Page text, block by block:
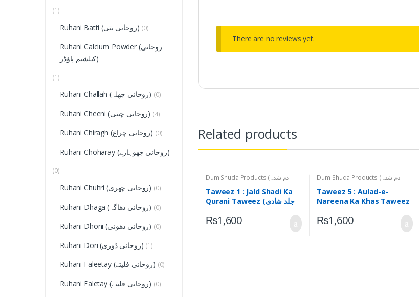
There are no reviews yet.
Related products
Dum Shuda Products (دم شدہ
Ruhani Taweezat (روحانی
تعویذات)
Taweez 1 : Jald Shadi Ka
Qurani Taweez (جلد شادی
₨1,600
Dum Shuda Products (دم شدہ
Ruhani Taweezat (روحانی
تعویذات)
Taweez 5 : Aulad-e-
Nareena Ka Khas Taweez
₨1,600
(1)
Ruhani Batti (روحانی بتی) (0)
Ruhani Calcium Powder (روحانی
کیلشیم پاؤڈر)
(1)
Ruhani Challah (روحانی چھلہ) (0)
Ruhani Cheeni (روحانی چینی) (4)
Ruhani Chiragh (روحانی چراغ) (0)
Ruhani Choharay (روحانی چھوہارے)
(0)
Ruhani Chuhri (روحانی چھری) (0)
Ruhani Dhaga (روحانی دھاگہ) (0)
Ruhani Dhoni (روحانی دھونی) (0)
Ruhani Dori (روحانی ڈوری) (1)
Ruhani Faleetay (روحانی فلیتے) (0)
Ruhani Faletay (روحانی فلیتے) (0)